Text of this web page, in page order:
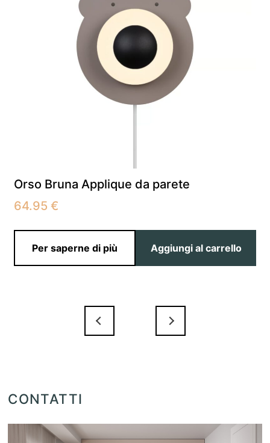
Orso Bruna Applique da parete
64.95€
Per saperne di più Aggiungi al carrello
CONTATTI